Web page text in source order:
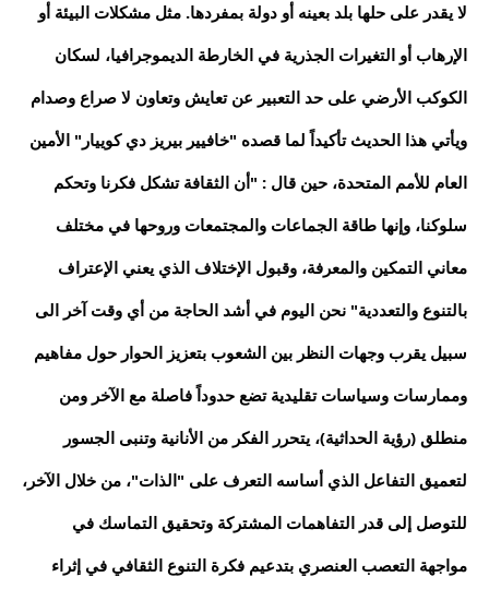
لا يقدر على حلها بلد بعينه أو دولة بمفردها. مثل مشكلات البيئة أو
الإرهاب أو التغيرات الجذرية في الخارطة الديموجرافيا، لسكان
الكوكب الأرضي على حد التعبير عن تعايش وتعاون لا صراع وصدام
ويأتي هذا الحديث تأكيداً لما قصده "خافيير بيريز دي كوييار" الأمين
العام للأمم المتحدة، حين قال : "أن الثقافة تشكل فكرنا وتحكم
سلوكنا، وإنها طاقة الجماعات والمجتمعات وروحها في مختلف
معاني التمكين والمعرفة، وقبول الإختلاف الذي يعني الإعتراف
بالتنوع والتعددية" نحن اليوم في أشد الحاجة من أي وقت آخر الى
سبيل يقرب وجهات النظر بين الشعوب بتعزيز الحوار حول مفاهيم
وممارسات وسياسات تقليدية تضع حدوداً فاصلة مع الآخر ومن
منطلق (رؤية الحداثية)، يتحرر الفكر من الأنانية وتنبى الجسور
لتعميق التفاعل الذي أساسه التعرف على "الذات"، من خلال الآخر،
للتوصل إلى قدر التفاهمات المشتركة وتحقيق التماسك في
مواجهة التعصب العنصري بتدعيم فكرة التنوع الثقافي في إثراء